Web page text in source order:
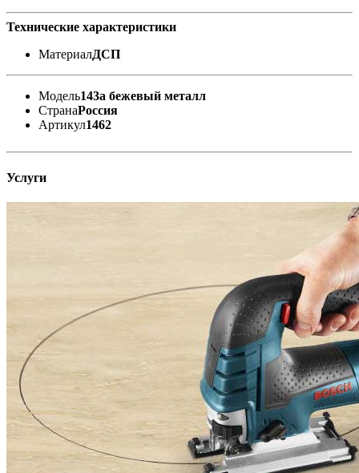
Технические характеристики
МатериалДСП
Модель143а бежевый металл
СтранаРоссия
Артикул1462
Услуги